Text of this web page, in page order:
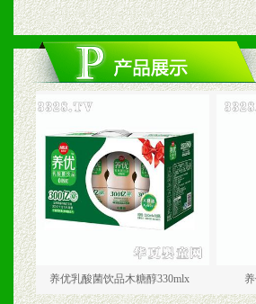
养优乳酸菌饮品木糖醇330mlx 养优乳酸